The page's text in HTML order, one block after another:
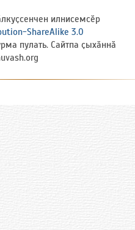
илнисемсӗр
ShareAlike 3.0
пулать. Сайтпа ҫыхӑннӑ